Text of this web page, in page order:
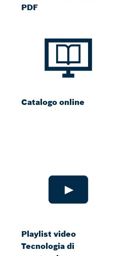
PDF
Catalogo online
Playlist video
Tecnologia di